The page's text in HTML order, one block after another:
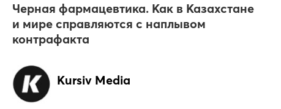
Kursiv Media
Черная фармацевтика. Как в Казахстане
и мире справляются с наплывом
контрафакта